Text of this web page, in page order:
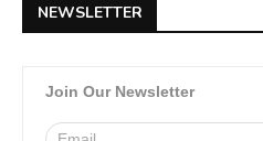
NEWSLETTER
Join Our Newsletter